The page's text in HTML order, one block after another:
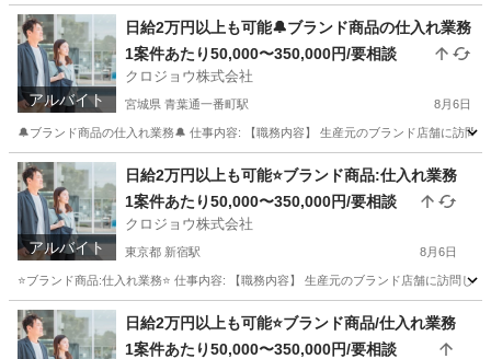
アルバイト
日給2万円以上も可能🔔ブランド商品の仕入れ業務
1案件あたり50,000〜350,000円/要相談
クロジョウ株式会社
宮城県 青葉通一番町駅 8月6日
🔔ブランド商品の仕入れ業務🔔 仕事内容: 【職務内容】 生産元のブランド店舗に訪
宮城 仙台市 青葉通一番町駅 その他 仕入れ
アルバイト
日給2万円以上も可能⭐️ブランド商品:仕入れ業務
1案件あたり50,000〜350,000円/要相談
クロジョウ株式会社
東京都 新宿駅 8月6日
⭐️ブランド商品:仕入れ業務⭐️ 仕事内容: 【職務内容】 生産元のブランド店舗に訪問
東京 新宿区 新宿駅 その他 仕入れ
日給2万円以上も可能⭐️ブランド商品/仕入れ業務
1案件あたり50,000〜350,000円/要相談